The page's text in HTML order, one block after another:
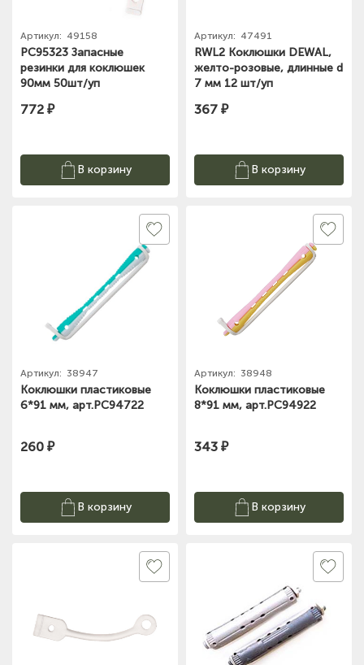
Артикул: 49158
PC95323 Запасные
резинки для коклюшек
90мм 50шт/уп
772 ₽
В корзину
Артикул: 47491
RWL2 Коклюшки DEWAL,
желто-розовые, длинные d
7 мм 12 шт/уп
367 ₽
В корзину
Артикул: 38947
Коклюшки пластиковые
6*91 мм, арт.PC94722
260 ₽
В корзину
Артикул: 38948
Коклюшки пластиковые
8*91 мм, арт.PC94922
343 ₽
В корзину